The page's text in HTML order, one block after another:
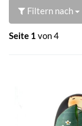
Filtern nach
Seite 1 von 4